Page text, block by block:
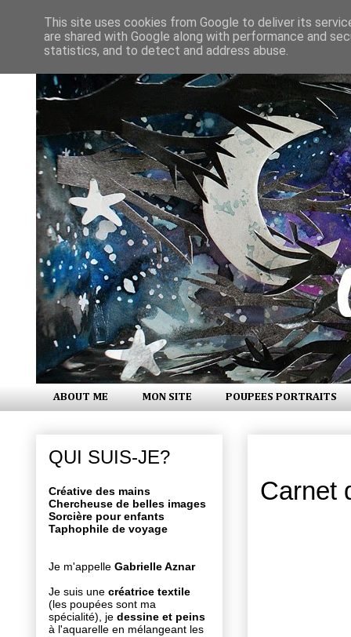
ABOUT ME MON SITE POUPEES PORTRAITS
Carnet
QUI SUIS-JE?
Créative des mains
Chercheuse de belles images
Sorcière pour enfants
Taphophile de voyage
Je m'appelle Gabrielle Aznar
Je suis une créatrice textile
(les poupées sont ma
spécialité), je dessine et peins
à l'aquarelle en mélangeant les
This site uses cookies from Google to deliver its
are shared with Google along with performance and
statistics, and to detect and address abuse.